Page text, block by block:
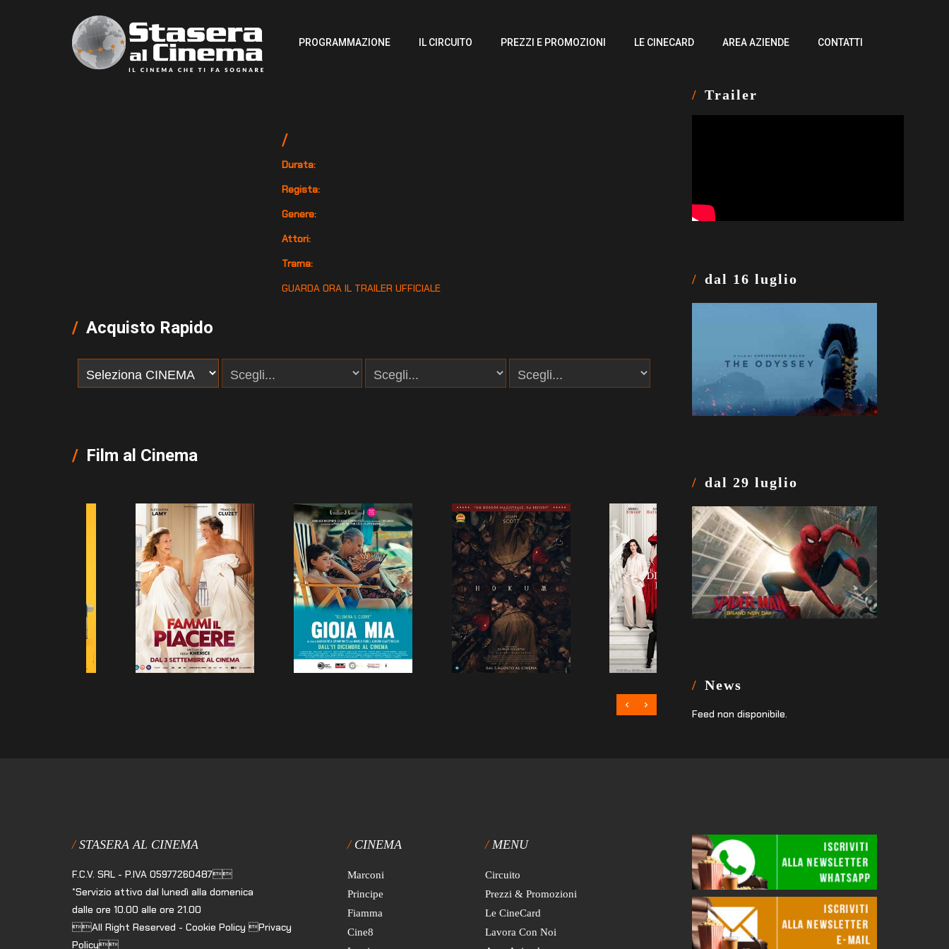
PROGRAMMAZIONE IL CIRCUITO PREZZI E PROMOZIONI LE CINECARD AREA AZIENDE CONTATTI
/
Durata:
Regista:
Genere:
Attori:
Trama:
GUARDA ORA IL TRAILER UFFICIALE
Acquisto Rapido
Film al Cinema
Trailer
dal 16 luglio
dal 29 luglio
News
Feed non disponibile.
STASERA AL CINEMA
F.C.V. SRL - P.IVA 05977260487
*Servizio attivo dal lunedì alla domenica
dalle ore 10.00 alle ore 21.00
All Right Reserved - Cookie Policy Privacy
Policy
CINEMA
Marconi
Principe
Fiamma
Cine8
MENU
Circuito
Prezzi & Promozioni
Le CineCard
Lavora Con Noi